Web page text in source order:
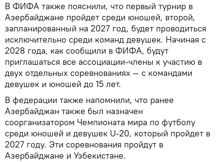
В ФИФА также пояснили, что первый турнир в
Азербайджане пройдет среди юношей, второй,
запланированный на 2027 год, будет проводиться
исключительно среди команд девушек. Начиная с
2028 года, как сообщили в ФИФА, будут
приглашаться все ассоциации-члены к участию в
двух отдельных соревнованиях — с командами
девушек и юношей до 15 лет.
В федерации также напомнили, что ранее
Азербайджан также был назначен
соорганизатором Чемпионата мира по футболу
среди юношей и девушек U-20, который пройдет в
2027 году. Эти соревнования пройдут в
Азербайджане и Узбекистане.